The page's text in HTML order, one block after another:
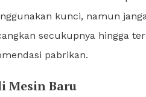
kunci, namun
secukupnya hingga
pabrikan.
Mesin Baru